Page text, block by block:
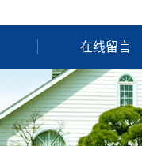
在线留言